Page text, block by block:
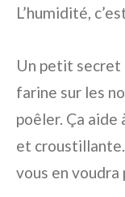
L’humidité,
Un petit secret
farine sur les
poêler. Ça
et
vous en voudra